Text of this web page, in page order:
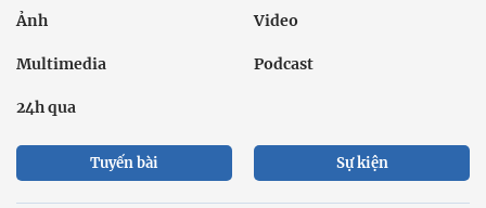
Ảnh Video
Multimedia Podcast
24h qua
Tuyến bài Sự kiện